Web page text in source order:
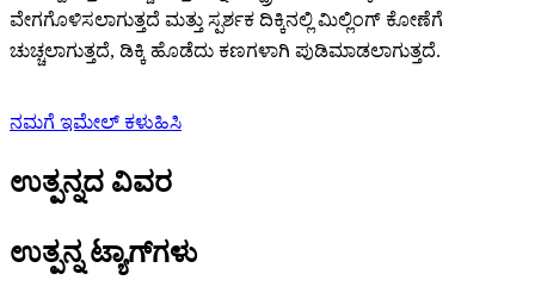
ವೇಗಗೊಳಿಸಲಾಗುತ್ತದೆ ಮತ್ತು ಸ್ಪರ್ಶಕ ದಿಕ್ಕಿನಲ್ಲಿ ಮಿಲ್ಲಿಂಗ್ ಕೋಣೆಗೆ
ಚುಚ್ಚಲಾಗುತ್ತದೆ, ಡಿಕ್ಕಿ ಹೊಡೆದು ಕಣಗಳಾಗಿ ಪುಡಿಮಾಡಲಾಗುತ್ತದೆ.
ನಮಗೆ ಇಮೇಲ್ ಕಳುಹಿಸಿ
ಉತ್ಪನ್ನದ ವಿವರ
ಉತ್ಪನ್ನ ಟ್ಯಾಗ್‌ಗಳು